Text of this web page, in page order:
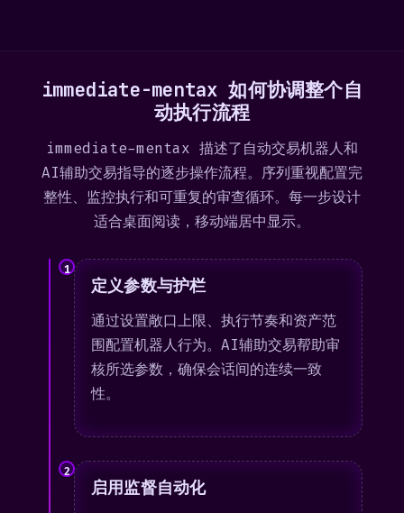
immediate-mentax 如何协调整个自
动执行流程
immediate-mentax 描述了自动交易机器人和
AI辅助交易指导的逐步操作流程。序列重视配置完
整性、监控执行和可重复的审查循环。每一步设计
适合桌面阅读，移动端居中显示。
1
定义参数与护栏
通过设置敞口上限、执行节奏和资产范
围配置机器人行为。AI辅助交易帮助审
核所选参数，确保会话间的连续一致
性。
2
启用监督自动化